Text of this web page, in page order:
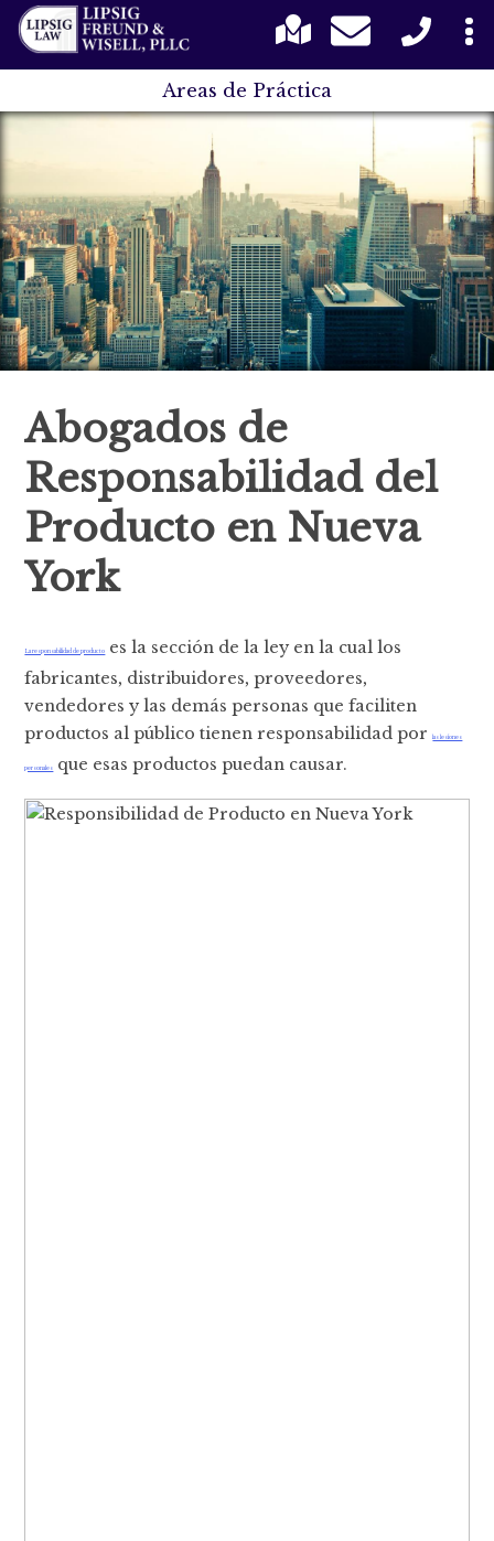
Areas de Práctica
Abogados de
Responsabilidad del
Producto en Nueva
York
La responsabilidad de producto
es la sección de la ley en la cual los
fabricantes, distribuidores, proveedores,
vendedores y las demás personas que faciliten
productos al público tienen responsabilidad porlas lesiones
personales que esas productos puedan causar.